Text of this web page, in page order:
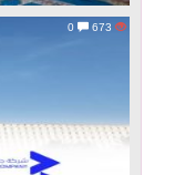
673